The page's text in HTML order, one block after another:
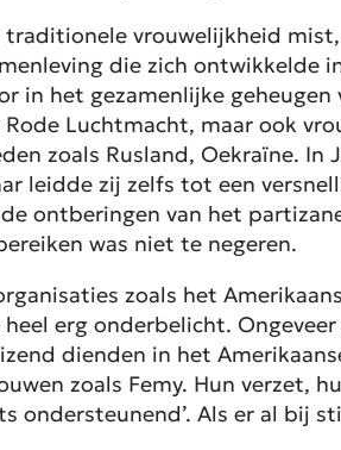
vrouwelijkheid
die zich ontwikkelde
in het gezamenlijke
Rode Luchtmacht, maar ook
zoals Rusland, Oekraïne.
leidde zij zelfs tot een
ontberingen van het
was niet te negeren.
zoals het
erg onderbelicht.
dienden in het
zoals Femy. Hun verzet,
ondersteunend’. Als er al bij